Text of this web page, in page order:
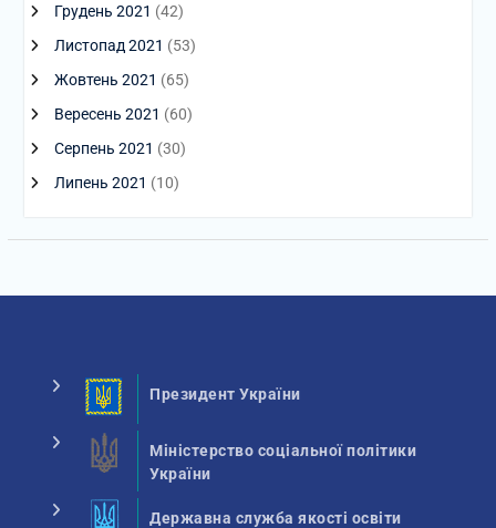
Грудень 2021 (42)
Листопад 2021 (53)
Жовтень 2021 (65)
Вересень 2021 (60)
Серпень 2021 (30)
Липень 2021 (10)
Президент України
Міністерство соціальної політики
України
Державна служба якості освіти